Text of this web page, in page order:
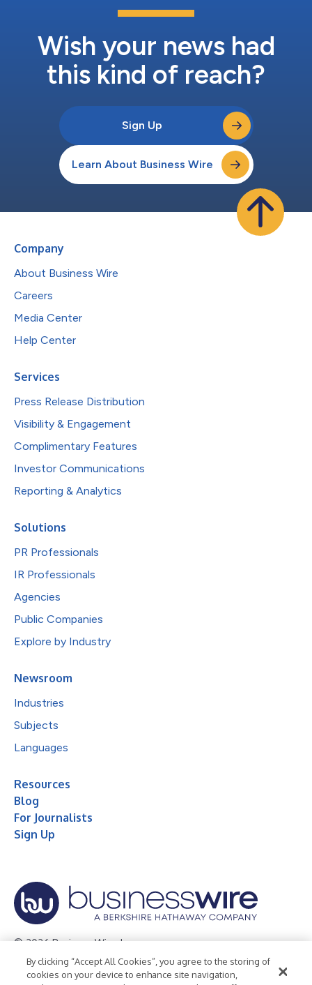
合によって実現するイノベーションや、サプライチェーンの課題
が生み出す圧力によって、急速に発達しました。こうしたイノベ
ジン部品や、バイオ素材を用いた人間の軟骨インプラントなど、
多様な用途が実現しています。このクリエイ...
Wish your news had
this kind of reach?
Sign Up
Learn About Business Wire
Company
About Business Wire
Careers
Media Center
Help Center
Services
Press Release Distribution
Visibility & Engagement
Complimentary Features
Investor Communications
Reporting & Analytics
Solutions
PR Professionals
IR Professionals
Agencies
Public Companies
Explore by Industry
Newsroom
Industries
Subjects
Languages
Resources
Blog
For Journalists
Sign Up
© 2026 Business Wire, Inc.
Privacy Policy Cookie Policy
Accessibility Statement
By clicking “Accept All Cookies”, you agree to the storing of
cookies on your device to enhance site navigation,